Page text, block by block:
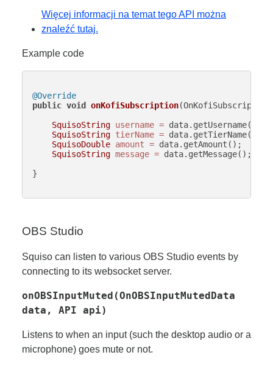
Więcej informacji na temat tego API można
znaleźć tutaj.
Example code
@Override
public void onKofiSubscription
SquisoString username = data.getUsername();
SquisoString tierName = data.getTierName();
SquisoDouble amount = data.getAmount();
SquisoString message = data.getMessage();
}
OBS Studio
Squiso can listen to various OBS Studio events by
connecting to its websocket server.
onOBSInputMuted(OnOBSInputMutedData
data, API api)
Listens to when an input (such the desktop audio or a
microphone) goes mute or not.